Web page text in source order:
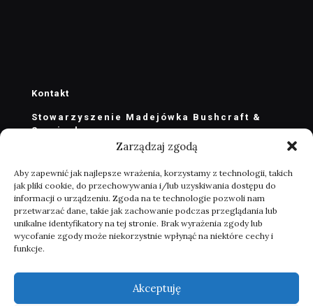
Zarządzaj zgodą
Aby zapewnić jak najlepsze wrażenia, korzystamy z technologii, takich
jak pliki cookie, do przechowywania i/lub uzyskiwania dostępu do
informacji o urządzeniu. Zgoda na te technologie pozwoli nam
przetwarzać dane, takie jak zachowanie podczas przeglądania lub
unikalne identyfikatory na tej stronie. Brak wyrażenia zgody lub
wycofanie zgody może niekorzystnie wpłynąć na niektóre cechy i
funkcje.
Akceptuję
Kontakt
Stowarzyszenie Madejówka Bushcraft &
Survival
stowarzyszenie@madejowka.com
zarzad@madejowka.com
Masłów Drugi ul. ks. J. Marszałka 100
26-001 Masłów k. Kielc
POLSKA